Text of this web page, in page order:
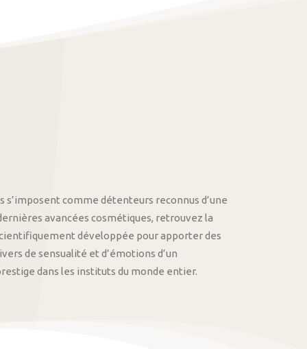
s’imposent comme détenteurs reconnus d’une
avancées cosmétiques, retrouvez la
développée pour apporter des
de sensualité et d’émotions d’un
dans les instituts du monde entier.